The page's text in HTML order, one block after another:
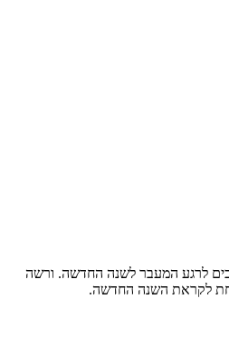
לרגע המעבר לשנה החדשה. ורשה
לקראת השנה החדשה.